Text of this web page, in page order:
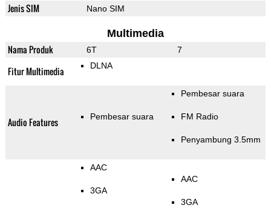
Jenis SIM Nano SIM
Multimedia
Nama Produk 6T 7
Fitur Multimedia DLNA
Audio Features Pembesar suara
Pembesar suara
FM Radio
Penyambung 3.5mm
AAC
3GA
AAC
3GA